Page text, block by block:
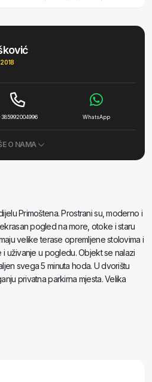
WhatsApp
O NAMA
Primoštena. Prostrani su, moderno i
pogled na more, otoke i staru
velike terase opremljene stolovima i
uživanje u pogledu. Objekt se nalazi
svega 5 minuta hoda. U dvorištu
privatna parkirna mjesta. Velika